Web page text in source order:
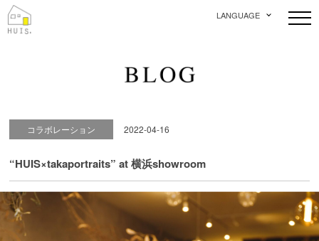
LANGUAGE
コラボレーション 2022-04-16
“HUIS×takaportraits” at 横浜showroom